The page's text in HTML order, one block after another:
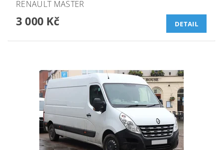
RENAULT MASTER
3 000 Kč DETAIL